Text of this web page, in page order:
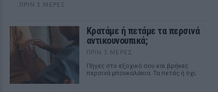
ΠΡΙΝ 3 ΜΈΡΕΣ
Κρατάμε ή πετάμε τα περσινά
αντικουνουπικά;
ΠΡΙΝ 3 ΜΈΡΕΣ
Πήγες στο εξοχικό σου και βρήκες
περσινά μπουκαλάκια. Τα πετάς ή όχι;